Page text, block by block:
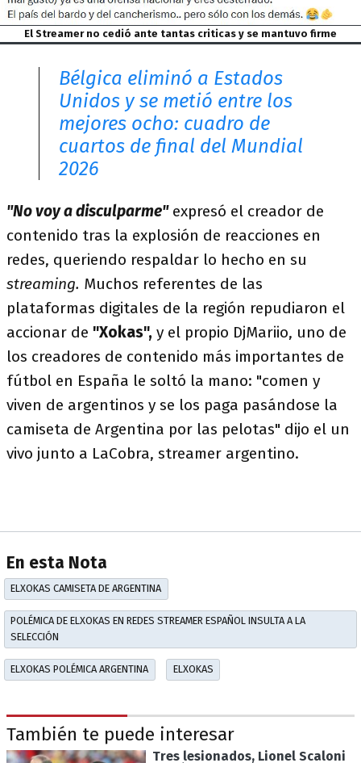
El Streamer no cedió ante tantas criticas y se mantuvo firme
Bélgica eliminó a Estados
Unidos y se metió entre los
mejores ocho: cuadro de
cuartos de final del Mundial
2026
"No voy a disculparme"expresó el creador de
contenido tras la explosión de reacciones en
redes, queriendo respaldar lo hecho en su
streaming. Muchos referentes de las
plataformas digitales de la región repudiaron el
accionar de "Xokas", y el propio DjMariio, uno de
los creadores de contenido más importantes de
fútbol en España le soltó la mano: "comen y
viven de argentinos y se los paga pasándose la
camiseta de Argentina por las pelotas" dijo el un
vivo junto a LaCobra, streamer argentino.
En esta Nota
ELXOKAS CAMISETA DE ARGENTINA
POLÉMICA DE ELXOKAS EN REDES STREAMER ESPAÑOL INSULTA A LA
SELECCIÓN
ELXOKAS POLÉMICA ARGENTINA ELXOKAS
También te puede interesar
Tres lesionados, Lionel Scaloni